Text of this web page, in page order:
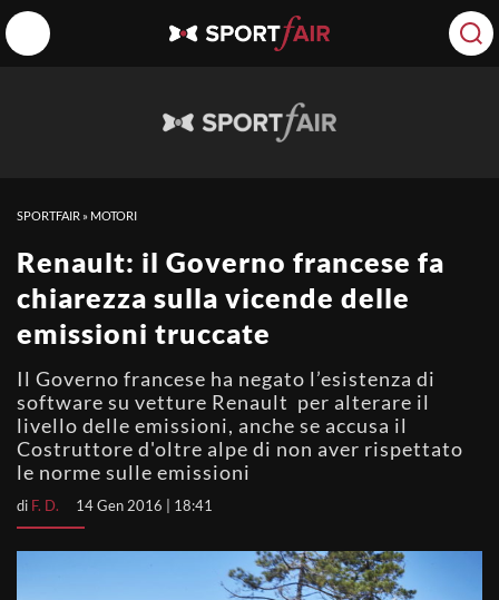
SPORTFAIR » MOTORI
Renault: il Governo francese fa
chiarezza sulla vicende delle
emissioni truccate
Il Governo francese ha negato l’esistenza di
software su vetture Renault per alterare il
livello delle emissioni, anche se accusa il
Costruttore d'oltre alpe di non aver rispettato
le norme sulle emissioni
di F. D. 14 Gen 2016 | 18:41